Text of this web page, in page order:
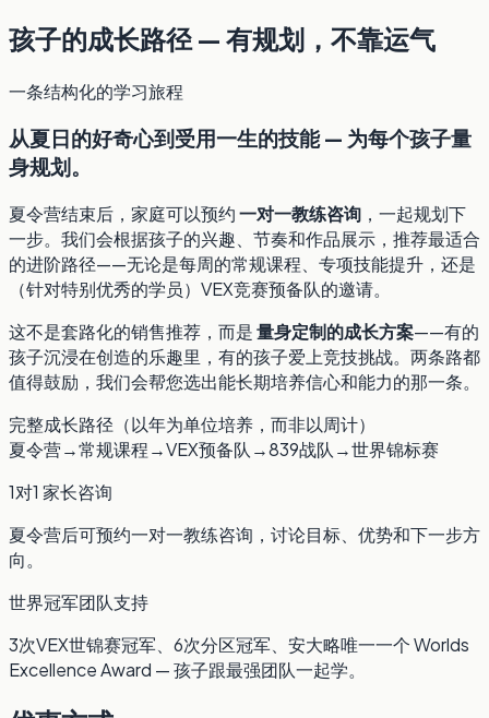
孩子的成长路径 — 有规划，不靠运气
一条结构化的学习旅程
从夏日的好奇心到受用一生的技能 — 为每个孩子量
身规划。
夏令营结束后，家庭可以预约一对一教练咨询 ，一起规划下
一步。我们会根据孩子的兴趣、节奏和作品展示，推荐最适合
的进阶路径——无论是每周的常规课程、专项技能提升，还是
（针对特别优秀的学员）VEX竞赛预备队的邀请。
这不是套路化的销售推荐，而是量身定制的成长方案——有的
孩子沉浸在创造的乐趣里，有的孩子爱上竞技挑战。两条路都
值得鼓励，我们会帮您选出能长期培养信心和能力的那一条。
完整成长路径（以年为单位培养，而非以周计）
夏令营→常规课程→VEX预备队→839战队→世界锦标赛
1对1 家长咨询
夏令营后可预约一对一教练咨询，讨论目标、优势和下一步方
向。
世界冠军团队支持
3次VEX世锦赛冠军、6次分区冠军、安大略唯一一个 Worlds
Excellence Award — 孩子跟最强团队一起学。